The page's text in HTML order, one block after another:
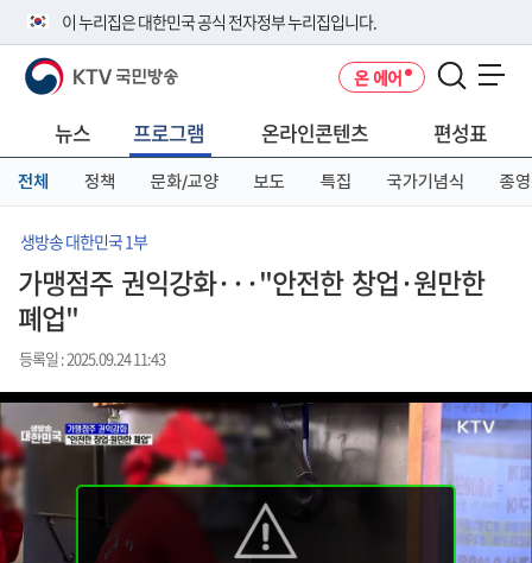
이 누리집은 대한민국 공식 전자정부 누리집입니다.
공식 누리집 주소 확인하기
니다.
이밖에 or.kr 또는 .kr등 다른 도메인 주소를 사용하고 있다면 아래 URL에
서 도메인 주소를 확인해 보세요
KTV 국민방송 온 에어
뉴스 프로그램 온라인콘텐츠 편성표
전체 정책 문화/교양 보도 특집 국가기념식 종영
생방송 대한민국 1부
가맹점주 권익강화···"안전한 창업·원만한
폐업"
등록일 : 2025.09.24 11:43